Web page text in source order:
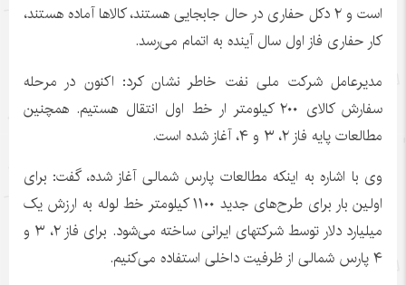
است و ۲ دکل حفاری در حال جابجایی هستند، کالاها آماده هستند،
کار حفاری فاز اول سال آینده به اتمام می‌رسد.
مدیرعامل شرکت ملی نفت خاطر نشان کرد: اکنون در مرحله
سفارش کالای ۲۰۰ کیلومتر
ار خط اول انتقال هستیم. همچنین
مطالعات پایه فاز ۲، ۳ و ۴، آغاز شده است.
وی با اشاره به اینکه مطالعات پارس شمالی آغاز شده، گفت: برای
اولین بار برای طرح‌های جدید ۱۱۰۰ کیلومتر خط لوله به ارزش یک
میلیارد دلار توسطشرکتهای
ایرانی ساخته می‌شود. برای فاز ۲، ۳ و
۴ پارس شمالی از ظرفیت داخلی استفاده می‌کنیم.